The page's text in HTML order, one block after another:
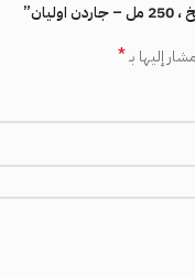
إليها بـ*